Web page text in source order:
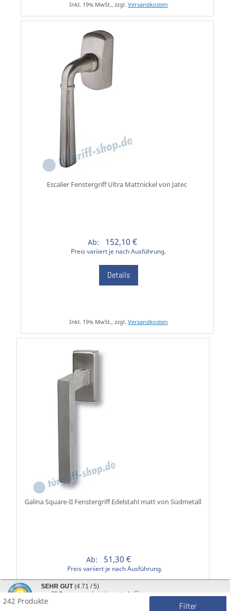
242 Produkte Filter
Inkl. 19% MwSt., zzgl. Versandkosten
Escalier Fenstergriff Ultra Mattnickel von Jatec
Ab: 152,10 €
Preis variiert je nach Ausführung.
Details
Inkl. 19% MwSt., zzgl. Versandkosten
Galina Square-II Fenstergriff Edelstahl matt von Südmetall
Ab: 51,30 €
Preis variiert je nach Ausführung.
Details
SEHR GUT (4.71 / 5)
30 Bewertungen bei: shopvote.de ⓘ
Informationen zur Echtheit der Bewertungen